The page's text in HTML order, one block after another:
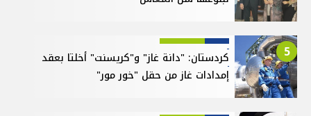
5
كردستان: "دانة غاز" و"كريسنت" أخلتا بعقد
إمدادات غاز من حقل "خور مور"